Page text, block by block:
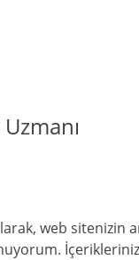
web sitenizin